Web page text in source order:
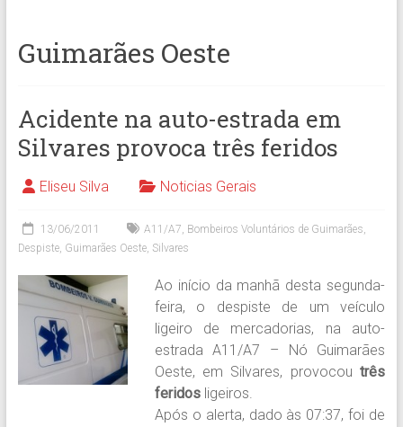
Guimarães Oeste
Acidente na auto-estrada em
Silvares provoca três feridos
Eliseu Silva Noticias Gerais
13/06/2011 A11/A7, Bombeiros Voluntários de Guimarães,
Despiste, Guimarães Oeste, Silvares
Ao início da manhã desta segunda-
feira, o despiste de um veículo
ligeiro de mercadorias, na auto-
estrada A11/A7 – Nó Guimarães
Oeste, em Silvares, provocoutrês
feridosligeiros.
Após o alerta, dado às 07:37, foi de